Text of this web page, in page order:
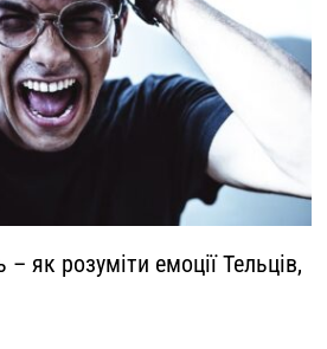
– як розуміти емоції Тельців,